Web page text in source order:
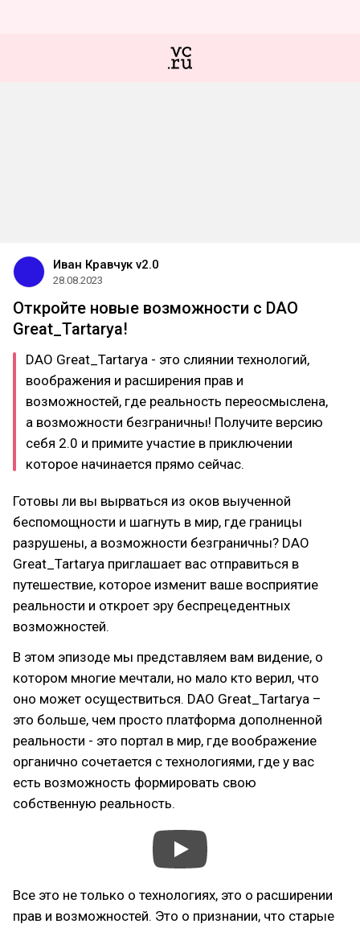
Иван Кравчук v2.0
28.08.2023
Откройте новые возможности с DAO
Great_Tartaryа!
DAO Great_Tartaryа - это слиянии технологий,
воображения и расширения прав и
возможностей, где реальность переосмыслена,
а возможности безграничны! Получите версию
себя 2.0 и примите участие в приключении
которое начинается прямо сейчас.
Готовы ли вы вырваться из оков выученной
беспомощности и шагнуть в мир, где границы
разрушены, а возможности безграничны? DAO
Great_Tartaryа приглашает вас отправиться в
путешествие, которое изменит ваше восприятие
реальности и откроет эру беспрецедентных
возможностей.
В этом эпизоде мы представляем вам видение, о
котором многие мечтали, но мало кто верил, что
оно может осуществиться. DAO Great_Tartaryа –
это больше, чем просто платформа дополненной
реальности - это портал в мир, где воображение
органично сочетается с технологиями, где у вас
есть возможность формировать свою
собственную реальность.
Все это не только о технологиях, это о расширении
прав и возможностей. Это о признании, что старые